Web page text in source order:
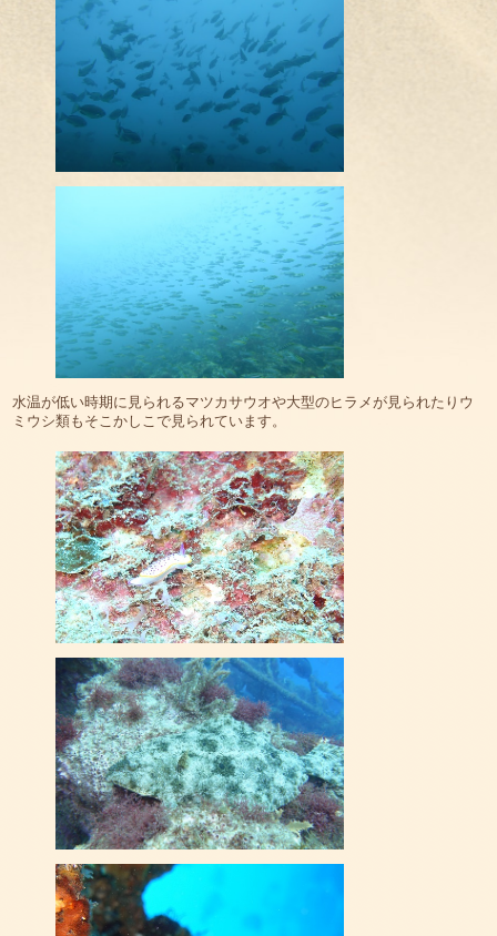
水温が低い時期に見られるマツカサウオや大型のヒラメが見られたりウ
ミウシ類もそこかしこで見られています。